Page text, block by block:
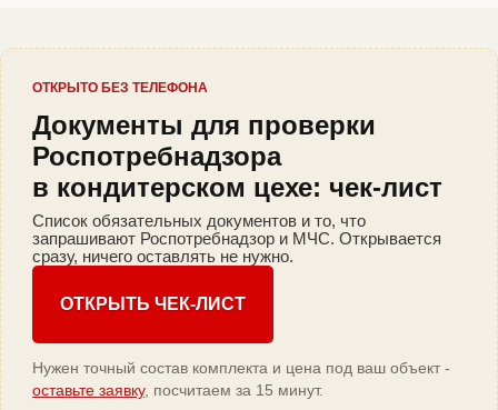
ОТКРЫТО БЕЗ ТЕЛЕФОНА
Документы для проверки
Роспотребнадзора
в кондитерском цехе: чек-лист
Список обязательных документов и то, что
запрашивают Роспотребнадзор и МЧС. Открывается
сразу, ничего оставлять не нужно.
ОТКРЫТЬ ЧЕК-ЛИСТ
Нужен точный состав комплекта и цена под ваш объект -
оставьте заявку, посчитаем за 15 минут.